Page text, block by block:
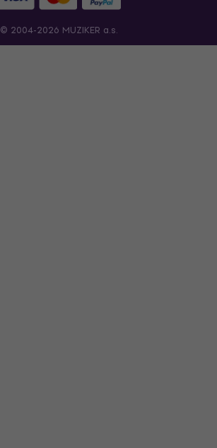
© 2004-2026 MUZIKER a.s.